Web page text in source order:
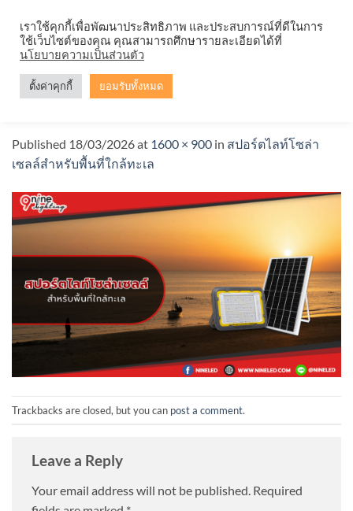
content
Published 18/03/2026at 1600 × 900 in สปอร์ตไลท์โซล่า
เซลล์สำหรับพื้นที่ใกล้ทะเล
Trackbacks are closed, but you can post a comment.
Leave a Reply
Your email address will not be published. Required
เราใช้คุกกี้เพื่อพัฒนาประสิทธิภาพ และประสบการณ์ที่ดีในการ
ใช้เว็บไซต์ของคุณ คุณสามารถศึกษารายละเอียดได้ที่
นโยบายความเป็นส่วนตัว
ตั้งค่าคุกกี้ ยอมรับทั้งหมด